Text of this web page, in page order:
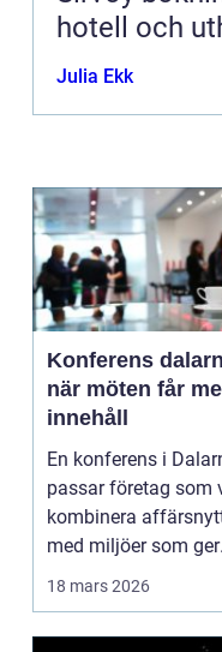
hotell och
Julia Ekk
Konferens
när möten får
innehåll
En konferens i
passar företag som
kombinera
med miljöer som ger
lugn, fokus...
18 mars 2026